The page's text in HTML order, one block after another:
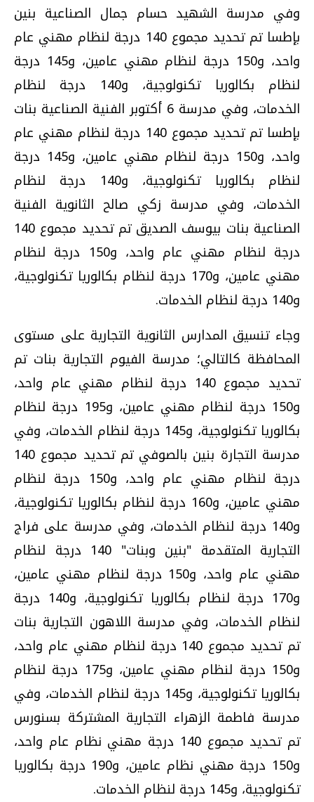
وفي مدرسة الشهيد حسام جمال الصناعية بنين
بإطسا تم تحديد مجموع 140 درجة لنظام مهني عام
واحد، و150 درجة لنظام مهني عامين، و145 درجة
لنظام بكالوريا تكنولوجية، و140 درجة لنظام
الخدمات، وفي مدرسة 6 أكتوبر الفنية الصناعية بنات
بإطسا تم تحديد مجموع 140 درجة لنظام مهني عام
واحد، و150 درجة لنظام مهني عامين، و145 درجة
لنظام بكالوريا تكنولوجية، و140 درجة لنظام
الخدمات، وفي مدرسة زكي صالح الثانوية الفنية
الصناعية بنات بيوسف الصديق تم تحديد مجموع 140
درجة لنظام مهني عام واحد، و150 درجة لنظام
مهني عامين، و170 درجة لنظام بكالوريا تكنولوجية،
و140 درجة لنظام الخدمات.
وجاء تنسيق المدارس الثانوية التجارية على مستوى
المحافظة كالتالي؛ مدرسة الفيوم التجارية بنات تم
تحديد مجموع 140 درجة لنظام مهني عام واحد،
و150 درجة لنظام مهني عامين، و195 درجة لنظام
بكالوريا تكنولوجية، و145 درجة لنظام الخدمات، وفي
مدرسة التجارة بنين بالصوفي تم تحديد مجموع 140
درجة لنظام مهني عام واحد، و150 درجة لنظام
مهني عامين، و160 درجة لنظام بكالوريا تكنولوجية،
و140 درجة لنظام الخدمات، وفي مدرسة على فراج
التجارية المتقدمة "بنين وبنات" 140 درجة لنظام
مهني عام واحد، و150 درجة لنظام مهني عامين،
و170 درجة لنظام بكالوريا تكنولوجية، و140 درجة
لنظام الخدمات، وفي مدرسة اللاهون التجارية بنات
تم تحديد مجموع 140 درجة لنظام مهني عام واحد،
و150 درجة لنظام مهني عامين، و175 درجة لنظام
بكالوريا تكنولوجية، و145 درجة لنظام الخدمات، وفي
مدرسة فاطمة الزهراء التجارية المشتركة بسنورس
تم تحديد مجموع 140 درجة مهني نظام عام واحد،
و150 درجة مهني نظام عامين، و190 درجة بكالوريا
تكنولوجية، و145 درجة لنظام الخدمات.